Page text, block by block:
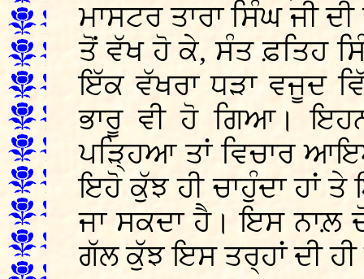
ਮਾਸਟਰ ਤਾਰਾ ਸਿੰਘ ਜੀ
ਤੋਂ ਵੱਖ ਹੋ ਕੇ, ਸੰਤ ਫ਼ਤਿਹ
ਇੱਕ ਵੱਖਰਾ ਧੜਾ ਵਜੂਦ
ਭਾਰੂ ਵੀ ਹੋ ਗਿਆ।
ਪੜ੍ਹਿਆ ਤਾਂ ਵਿਚਾਰ
ਇਹੋ ਕੁੱਝ ਹੀ ਚਾਹੁੰਦਾ ਹਾਂ ਤੇ
ਜਾ ਸਕਦਾ ਹੈ। ਇਸ ਨਾਲ਼
ਗੱਲ ਕੁੱਝ ਇਸ ਤਰ੍ਹਾਂ ਦੀ ਹੀ